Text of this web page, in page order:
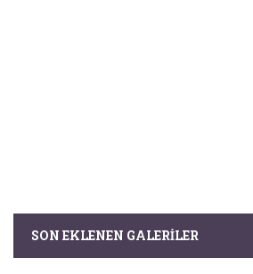
SON EKLENEN GALERILER